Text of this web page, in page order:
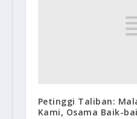
Petinggi Taliban:
Kami, Osama Baik-